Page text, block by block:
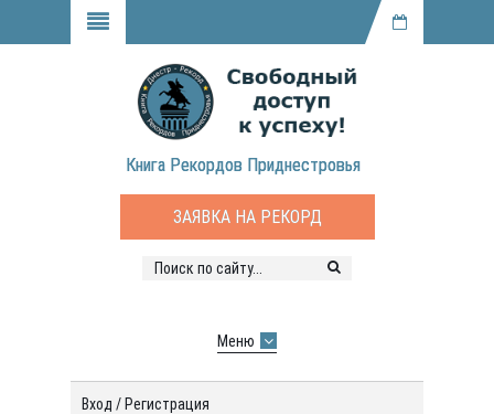
Книга Рекордов Приднестровья
ЗАЯВКА НА РЕКОРД
Меню
Вход / Регистрация